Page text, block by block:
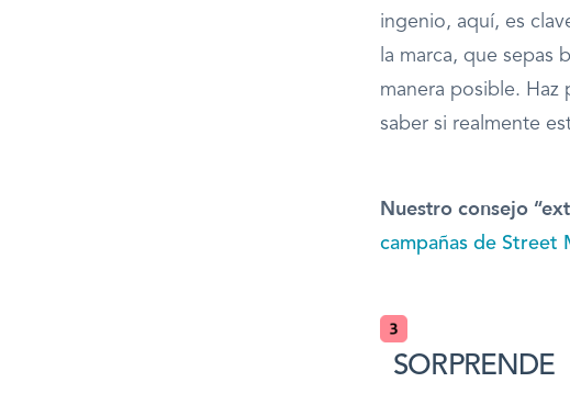
ingenio, aquí, es
la marca, que sepas
manera posible. Haz
saber si realmente
Nuestro consejo
campañas de Street
SORPRENDE